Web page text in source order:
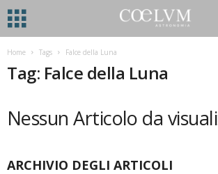
Home Tags Falce della Luna
Tag: Falce della Luna
Nessun Articolo da
ARCHIVIO DEGLI ARTICOLI